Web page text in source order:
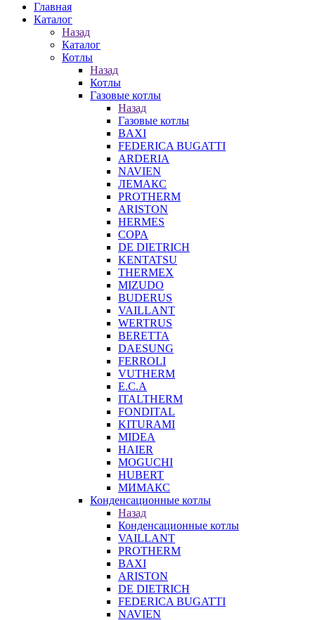
Главная
Каталог
Назад
Каталог
Котлы
Назад
Котлы
Газовые котлы
Назад
Газовые котлы
BAXI
FEDERICA BUGATTI
ARDERIA
NAVIEN
ЛЕМАКС
PROTHERM
ARISTON
HERMES
COPA
DE DIETRICH
KENTATSU
THERMEX
MIZUDO
BUDERUS
VAILLANT
WERTRUS
BERETTA
DAESUNG
FERROLI
VUTHERM
E.C.A
ITALTHERM
FONDITAL
KITURAMI
MIDEA
HAIER
MOGUCHI
HUBERT
МИМАКС
Конденсационные котлы
Назад
Конденсационные котлы
VAILLANT
PROTHERM
BAXI
ARISTON
DE DIETRICH
FEDERICA BUGATTI
NAVIEN